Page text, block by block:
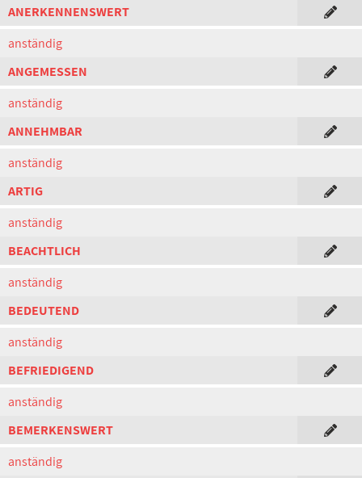
ANERKENNENSWERT
anständig
ANGEMESSEN
anständig
ANNEHMBAR
anständig
ARTIG
anständig
BEACHTLICH
anständig
BEDEUTEND
anständig
BEFRIEDIGEND
anständig
BEMERKENSWERT
anständig